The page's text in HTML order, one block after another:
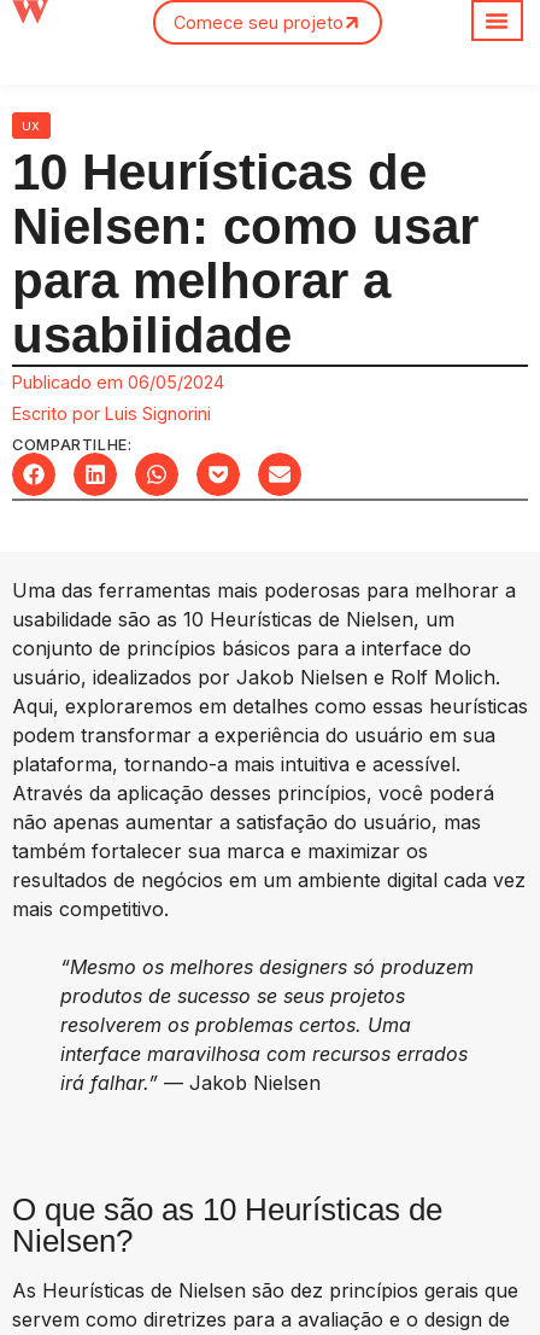
Comece seu projeto
UX
10 Heurísticas de
Nielsen: como usar
para melhorar a
usabilidade
Publicado em 06/05/2024
Escrito por Luis Signorini
COMPARTILHE:
Uma das ferramentas mais poderosas para melhorar a
usabilidade são as 10 Heurísticas de Nielsen, um
conjunto de princípios básicos para a interface do
usuário, idealizados por Jakob Nielsen e Rolf Molich.
Aqui, exploraremos em detalhes como essas heurísticas
podem transformar a experiência do usuário em sua
plataforma, tornando-a mais intuitiva e acessível.
Através da aplicação desses princípios, você poderá
não apenas aumentar a satisfação do usuário, mas
também fortalecer sua marca e maximizar os
resultados de negócios em um ambiente digital cada vez
mais competitivo.
“Mesmo os melhores designers só produzem
produtos de sucesso se seus projetos
resolverem os problemas certos. Uma
interface maravilhosa com recursos errados
irá falhar.” — Jakob Nielsen
O que são as 10 Heurísticas de
Nielsen?
As Heurísticas de Nielsen são dez princípios gerais que
servem como diretrizes para a avaliação e o design de